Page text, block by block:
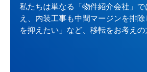
私たちは単なる「物件紹介会社」で
え、内装工事も中間マージンを排除
を抑えたい」など、移転をお考え